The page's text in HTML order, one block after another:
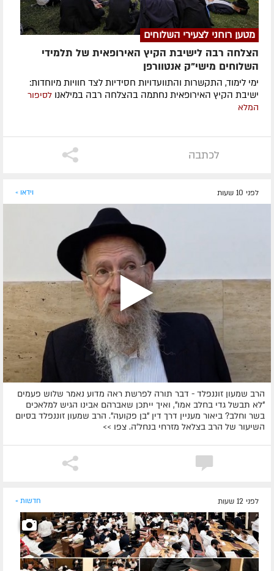
מטען רוחני לצעירי השלוחים
הצלחה רבה לישיבת הקיץ האירופאית של תלמידי
השלוחים מישי"ק אנטוורפן
ימי לימוד, התקשרות והתוועדויות חסידיות לצד חוויות מיוחדות:
ישיבת הקיץ האירופאית נחתמה בהצלחה רבה במילאנו לסיפור
המלא
לכתבה
לפני 10 שעות וידאו »
הרב שמעון זוננפלד - דבר תורה לפרשת ראה מדוע נאמר שלוש פעמים
"לא תבשל גדי בחלב אמו", ואיך ייתכן שאברהם אבינו הגיש למלאכים
בשר וחלב? ביאור מעניין דרך דין "בן פקועה". הרב שמעון זוננפלד בסיום
השיעור של הרב בצלאל מזרחי בנחל'ה. צפו >>
לפני 12 שעות חדשות »